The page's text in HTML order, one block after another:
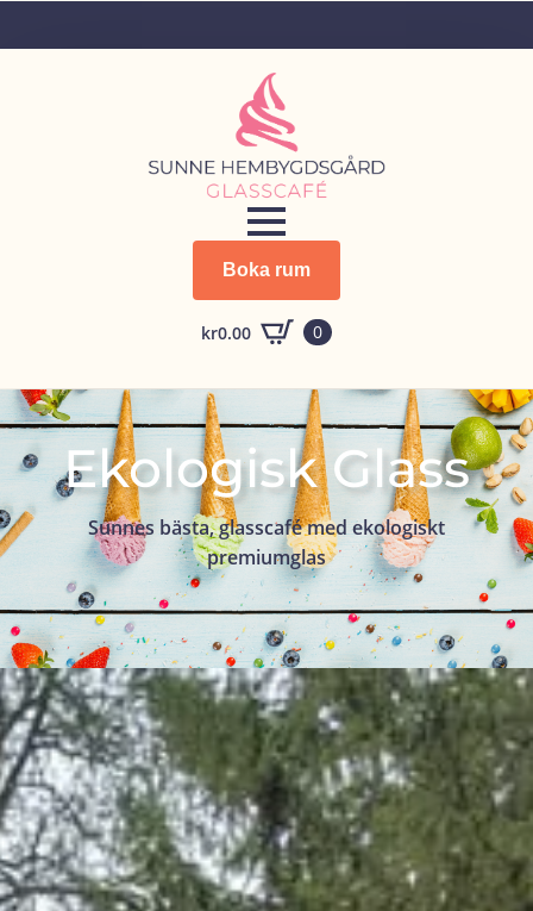
Boka rum
kr0.00 0
Ekologisk Glass
Sunnes bästa, glasscafé med ekologiskt
premiumglas